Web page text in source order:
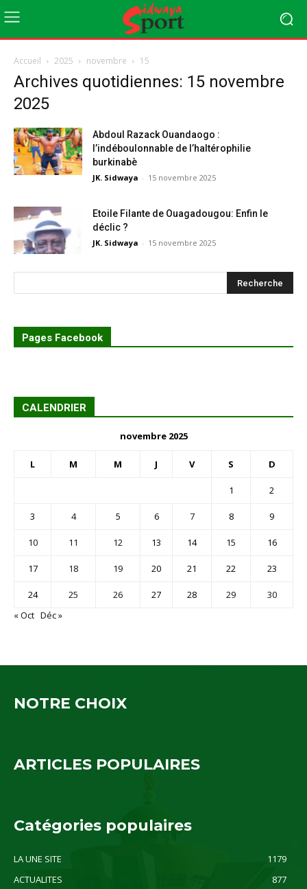
Accueil 2025 novembre 15
Archives quotidiennes: 15 novembre
2025
Abdoul Razack Ouandaogo :
l’indéboulonnable de l’haltérophilie
burkinabè
JK. Sidwaya - 15 novembre 2025
Etoile Filante de Ouagadougou: Enfin le
déclic ?
JK. Sidwaya - 15 novembre 2025
Pages Facebook
CALENDRIER
novembre 2025
L M M J V S D
1 2
3 4 5 6 7 8 9
10 11 12 13 14 15 16
17 18 19 20 21 22 23
24 25 26 27 28 29
30
« Oct Déc »
NOTRE CHOIX
ARTICLES POPULAIRES
Catégories populaires
LA UNE SITE
1179
ACTUALITES
877